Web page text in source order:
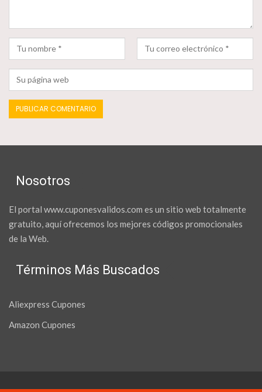
Nosotros
El portal www.cuponesvalidos.com es un sitio web totalmente
gratuito, aquí ofrecemos los mejores códigos promocionales
de la Web.
Términos Más Buscados
Aliexpress Cupones
Amazon Cupones